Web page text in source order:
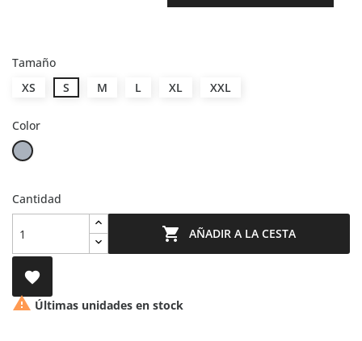
Tamaño
XS
S M L XL XXL
Color
Gris
Cantidad
 AÑADIR A LA CESTA

 Últimas unidades en stock